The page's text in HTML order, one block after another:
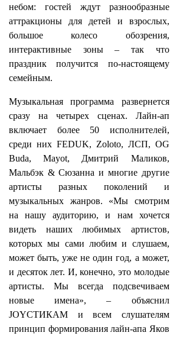
небом: гостей ждут разнообразные
аттракционы для детей и взрослых,
большое колесо обозрения,
интерактивные зоны – так что
праздник получится по‑настоящему
семейным.
Музыкальная программа развернется
сразу на четырех сценах. Лайн-ап
включает более 50 исполнителей,
среди них FEDUK, Zoloto, ЛСП, OG
Buda, Mayot, Дмитрий Маликов,
Мальбэк & Сюзанна и многие другие
артисты разных поколений и
музыкальных жанров. «Мы смотрим
на нашу аудиторию, и нам хочется
видеть наших любимых артистов,
которых мы сами любим и слушаем,
может быть, уже не один год, а может,
и десяток лет. И, конечно, это молодые
артисты. Мы всегда подсвечиваем
новые имена», – объяснил
JOYСТИКАМ и всем слушателям
принцип формирования лайн‑апа Яков